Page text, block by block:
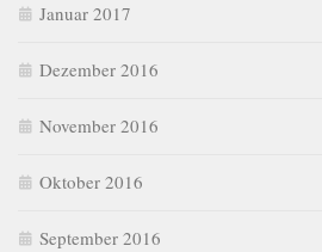
Januar 2017
Dezember 2016
November 2016
Oktober 2016
September 2016